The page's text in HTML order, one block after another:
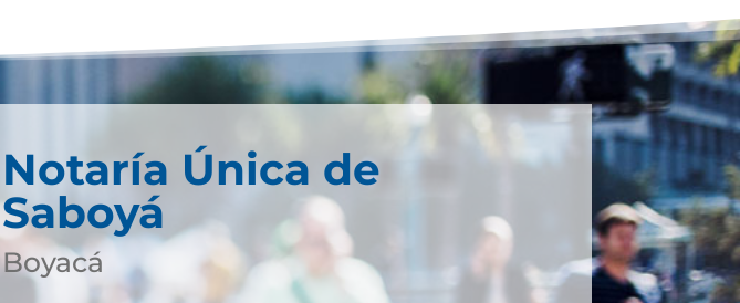
Notaría Única de
Saboyá
Boyacá